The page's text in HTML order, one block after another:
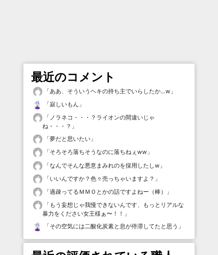
最近のコメント
「ああ、そういうヘキの持ち主でいらしたか…w 」
「寂しいもん 」
「 ノラネコ・・・？ライオンの間違いじゃ
ね・・・？ 」
「夢だと思いたい 」
「そろそろ落ちそうなのに落ちねぇww 」
「なんでそんな悪意まみれのを採用したしw 」
「いいんですか？色々売っちゃいますよ？ 」
「過疎ってるＭＭＯとかの話ですよねー（棒）
」
「 もう妄想じゃ我慢できないんです、もっとリアルな
暴力をください女王様ぁ〜！！ 」
「その空気には二酸化炭素と息が停滞してたと思う 」